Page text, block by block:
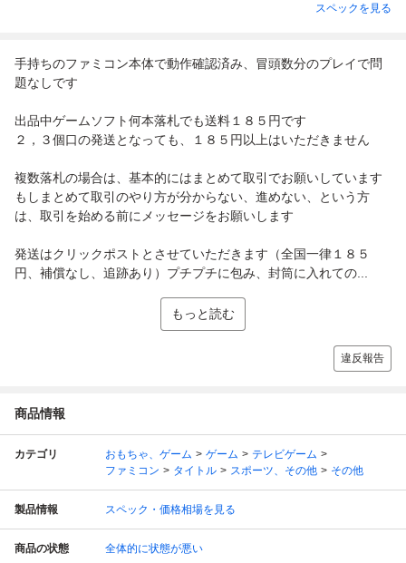
スペックを見る
手持ちのファミコン本体で動作確認済み、冒頭数分のプレイで問
題なしです
出品中ゲームソフト何本落札でも送料１８５円です
２，３個口の発送となっても、１８５円以上はいただきません
複数落札の場合は、基本的にはまとめて取引でお願いしています
もしまとめて取引のやり方が分からない、進めない、という方
は、取引を始める前にメッセージをお願いします
発送はクリックポストとさせていただきます（全国一律１８５
円、補償なし、追跡あり）プチプチに包み、封筒に入れての...
もっと読む
違反報告
商品情報
カテゴリ おもちゃ、ゲーム ゲーム
テレビゲーム
ファミコン
タイトル スポーツ、その他 その他
製品情報 スペック・価格相場を見る
商品の状態 全体的に状態が悪い